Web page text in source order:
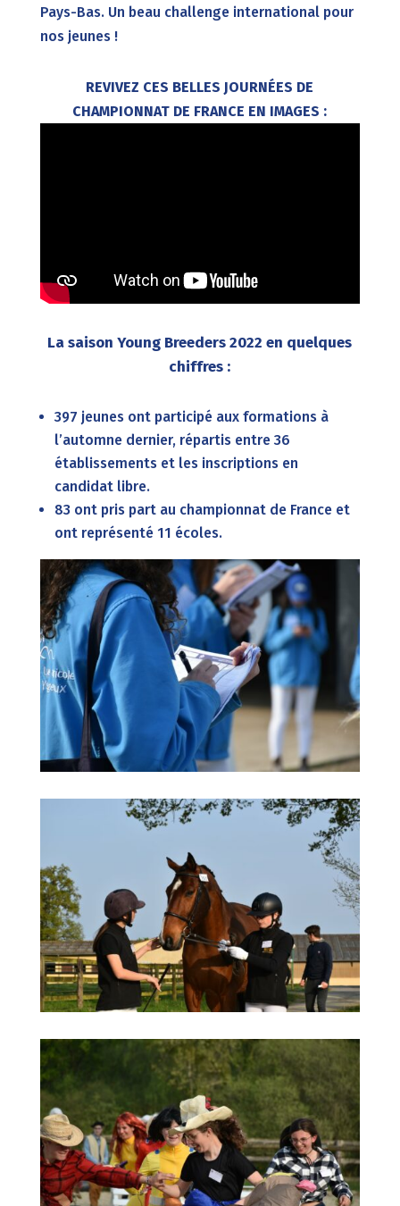
Pays-Bas. Un beau challenge international pour
nos jeunes !
REVIVEZ CES BELLES JOURNÉES DE
CHAMPIONNAT DE FRANCE EN IMAGES :
La saison Young Breeders 2022 en quelques
chiffres :
397 jeunes ont participé aux formations à
l’automne dernier, répartis entre 36
établissements et les inscriptions en
candidat libre.
83 ont pris part au championnat de France et
ont représenté 11 écoles.